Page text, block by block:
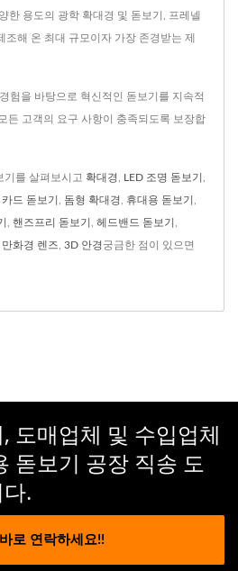
한 용도의 광학 확대경 및 돋보기, 프레넬
조해 온 최대 규모이자 가장 존경받는 제
험을 바탕으로 혁신적인 돋보기를 지속적
든 고객의 요구 사항이 충족되도록 보장합
기를 살펴보시고 확대경 LED 조명 돋보기
카드 돋보기 돔형 확대경 휴대용 돋보기
핸즈프리 돋보기 헤드밴드 ​​돋보기
만화경 렌즈 3D 안경 궁금한 점이 있으면
도매업체 및 수입업체
돋보기 공장 직송 도
.
로 연락하세요!!